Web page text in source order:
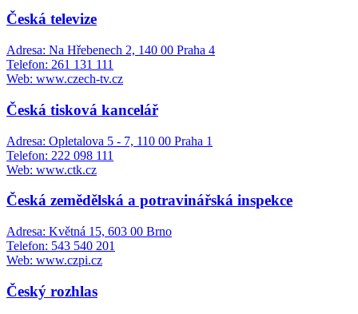
Česká televize
Adresa: Na Hřebenech 2, 140 00 Praha 4
Telefon: 261 131 111
Web: www.czech-tv.cz
Česká tisková kancelář
Adresa: Opletalova 5 - 7, 110 00 Praha 1
Telefon: 222 098 111
Web: www.ctk.cz
Česká zemědělská a potravinářská inspekce
Adresa: Květná 15, 603 00 Brno
Telefon: 543 540 201
Web: www.czpi.cz
Český rozhlas